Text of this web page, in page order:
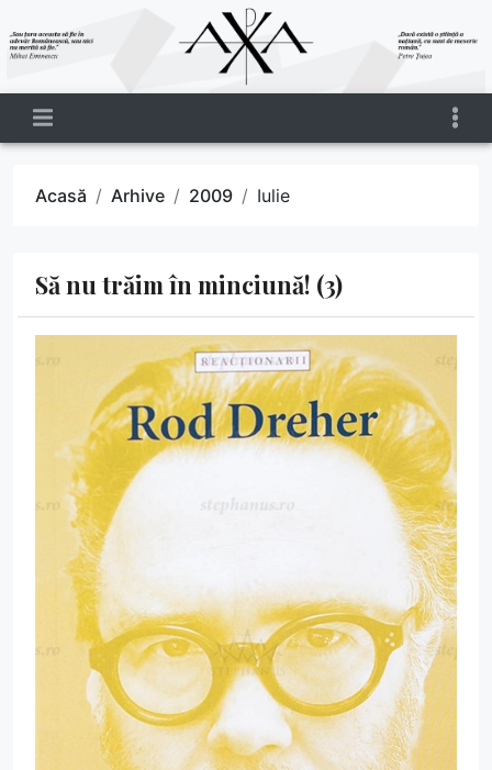
Acasă Arhive 2009 Iulie
Să nu trăim în minciună! (3)